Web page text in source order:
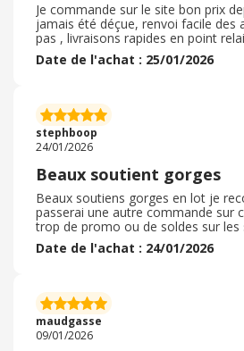
Je commande sur le site bon prix
jamais été déçue, renvoi facile des
pas , livraisons rapides en point
réductions 10 ou 20% , Paiement
trouve des vêtements pour toutes
pratique. Vêtements de qualité qui
lavage . Possibilité d'avoir des
réductions.
Date de l'achat : 25/01/2026
stephboop
24/01/2026
Beaux soutient gorges
Beaux soutiens gorges en lot je
passerai une autre commande sur
trop de promo ou de soldes sur les
Mais n’hésitez à commander je suis
commande Qualité soutient bien la
coutures Je recommanderais
gorge Surtout quand on voit le prix
Merci à vous pour la qualité
Date de l'achat : 24/01/2026
maudgasse
09/01/2026